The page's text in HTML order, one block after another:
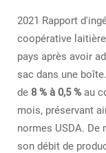
2021 Rapport
coopérative
pays après avoir
sac dans une
de 8 % à 0,5 % au
mois, préservant
normes USDA. De
son débit de